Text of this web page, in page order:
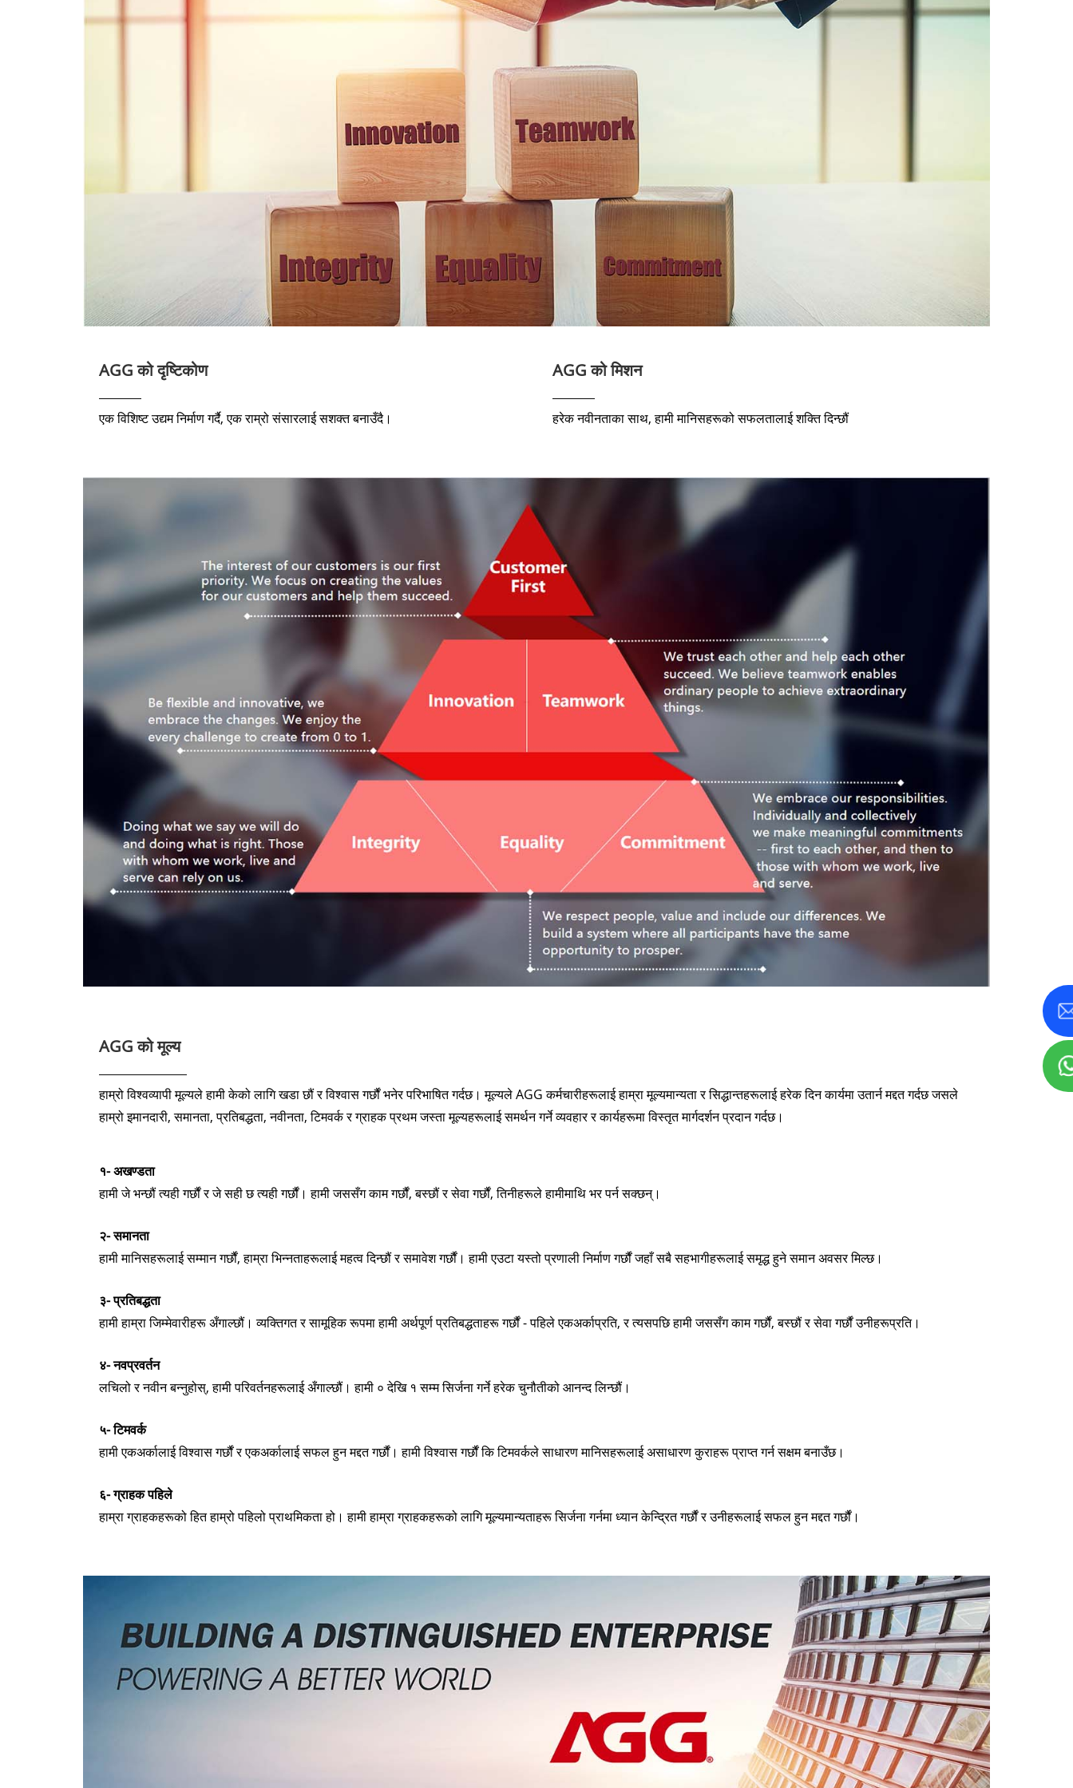
V शृङ्खला ३५०-८०० KVA
AGG को दृष्टिकोण
एक विशिष्ट उद्यम निर्माण गर्दै, एक राम्रो संसारलाई सशक्त बनाउँदै।
AGG को मिशन
हरेक नवीनताका साथ, हामी मानिसहरूको सफलतालाई शक्ति दिन्छौं
AGG को मूल्य
हाम्रो विश्वव्यापी मूल्यले हामी केको लागि खडा छौं र विश्वास गर्छौं भनेर परिभाषित गर्दछ। मूल्यले AGG कर्मचारीहरूलाई हाम्रा मूल्यमान्यता र सिद्धान्तहरूलाई हरेक दिन कार्यमा उतार्न मद्दत गर्दछ जसले
हाम्रो इमानदारी, समानता, प्रतिबद्धता, नवीनता, टिमवर्क र ग्राहक प्रथम जस्ता मूल्यहरूलाई समर्थन गर्ने व्यवहार र कार्यहरूमा विस्तृत मार्गदर्शन प्रदान गर्दछ।
१- अखण्डता
हामी जे भन्छौं त्यही गर्छौं र जे सही छ त्यही गर्छौं। हामी जससँग काम गर्छौं, बस्छौं र सेवा गर्छौं, तिनीहरूले हामीमाथि भर पर्न सक्छन्।
२- समानता
हामी मानिसहरूलाई सम्मान गर्छौं, हाम्रा भिन्नताहरूलाई महत्व दिन्छौं र समावेश गर्छौं। हामी एउटा यस्तो प्रणाली निर्माण गर्छौं जहाँ सबै सहभागीहरूलाई समृद्ध हुने समान अवसर मिल्छ।
३- प्रतिबद्धता
हामी हाम्रा जिम्मेवारीहरू अँगाल्छौं। व्यक्तिगत र सामूहिक रूपमा हामी अर्थपूर्ण प्रतिबद्धताहरू गर्छौं - पहिले एकअर्काप्रति, र त्यसपछि हामी जससँग काम गर्छौं, बस्छौं र सेवा गर्छौं उनीहरूप्रति।
४- नवप्रवर्तन
लचिलो र नवीन बन्नुहोस्, हामी परिवर्तनहरूलाई अँगाल्छौं। हामी ० देखि १ सम्म सिर्जना गर्ने हरेक चुनौतीको आनन्द लिन्छौं।
५- टिमवर्क
हामी एकअर्कालाई विश्वास गर्छौं र एकअर्कालाई सफल हुन मद्दत गर्छौं। हामी विश्वास गर्छौं कि टिमवर्कले साधारण मानिसहरूलाई असाधारण कुराहरू प्राप्त गर्न सक्षम बनाउँछ।
६- ग्राहक पहिले
हाम्रा ग्राहकहरूको हित हाम्रो पहिलो प्राथमिकता हो। हामी हाम्रा ग्राहकहरूको लागि मूल्यमान्यताहरू सिर्जना गर्नमा ध्यान केन्द्रित गर्छौं र उनीहरूलाई सफल हुन मद्दत गर्छौं।